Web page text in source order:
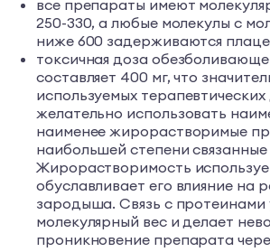
все препараты имеют
250-330, а любые молекулы с
ниже 600 задерживаются
токсичная доза
составляет 400 мг, что
используемых
желательно использовать
наименее жирорастворимые
наибольшей степени
Жирорастворимость
обуславливает его влияние на
зародыша. Связь с протеинами
молекулярный вес и делает
проникновение препарата